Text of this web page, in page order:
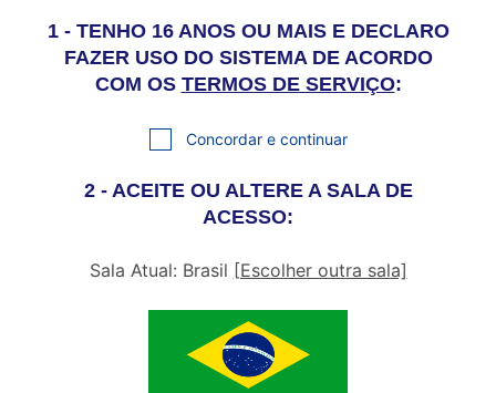
1 - TENHO 16 ANOS OU MAIS E DECLARO
FAZER USO DO SISTEMA DE ACORDO
COM OS TERMOS DE SERVIÇO:
Concordar e continuar
2 - ACEITE OU ALTERE A SALA DE
ACESSO:
Sala Atual: Brasil [Escolher outra sala]